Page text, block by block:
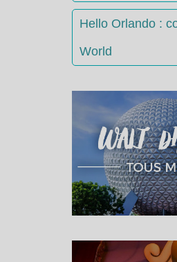
Hello Orlando :
World